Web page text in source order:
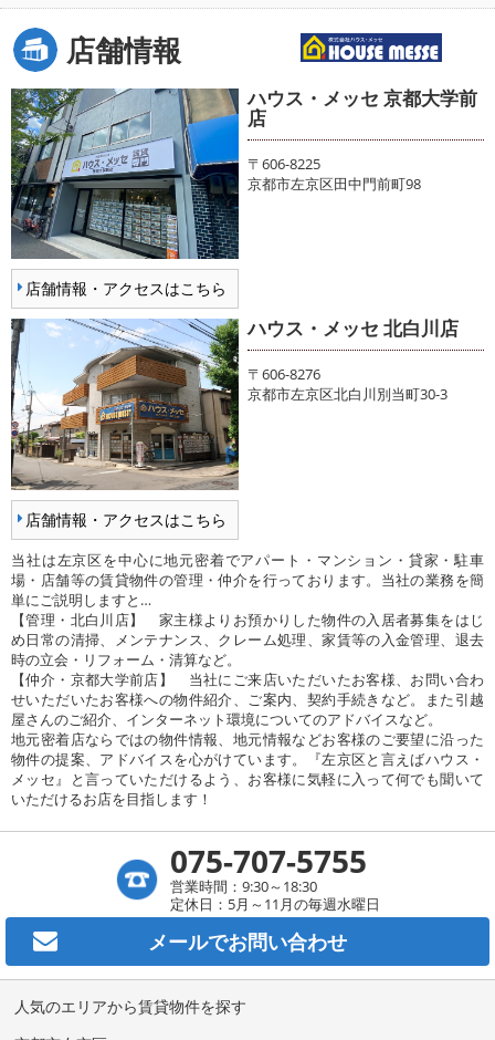
店舗情報
店舗情報・アクセスはこちら
ハウス・メッセ 京都大学前
店
〒606-8225
京都市左京区田中門前町98
店舗情報・アクセスはこちら
ハウス・メッセ 北白川店
〒606-8276
京都市左京区北白川別当町30-3
当社は左京区を中心に地元密着でアパート・マンション・貸家・駐車
場・店舗等の賃貸物件の管理・仲介を行っております。当社の業務を簡
単にご説明しますと…
【管理・北白川店】 家主様よりお預かりした物件の入居者募集をはじ
め日常の清掃、メンテナンス、クレーム処理、家賃等の入金管理、退去
時の立会・リフォーム・清算など。
【仲介・京都大学前店】 当社にご来店いただいたお客様、お問い合わ
せいただいたお客様への物件紹介、ご案内、契約手続きなど。また引越
屋さんのご紹介、インターネット環境についてのアドバイスなど。
地元密着店ならではの物件情報、地元情報などお客様のご要望に沿った
物件の提案、アドバイスを心がけています。『左京区と言えばハウス・
メッセ』と言っていただけるよう、お客様に気軽に入って何でも聞いて
いただけるお店を目指します！
075-707-5755
営業時間：9:30～18:30
定休日：5月～11月の毎週水曜日
メールでお問い合わせ
人気のエリアから賃貸物件を探す